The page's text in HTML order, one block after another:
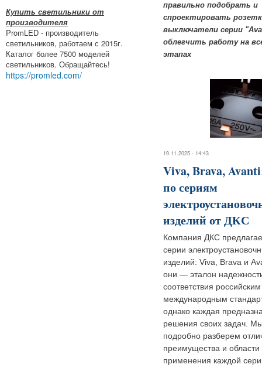
Купить светильники от
производителя
PromLED - производитель
светильников, работаем с 2015г.
Каталог более 7500 моделей
светильников. Обращайтесь!
https://promled.com/
правильно подобрать и
спроектировать
выключатели серии
облегчить работу на
этапах
19.11.2025 - 14:43
Viva, Brava,
по сериям
изделий от ДКС
Компания ДКС
серии
изделий: Viva, Brava и
они — эталон
соответствия
международным
однако каждая
решения своих задач.
подробно разберем
преимущества и области
применения каждой